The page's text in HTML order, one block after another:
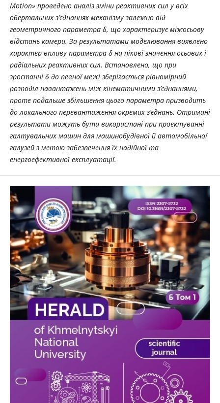
Motion» проведено аналіз зміни реактивних сил у всіх
обертальних з’єднаннях механізму залежно від
геометричного параметра δ, що характеризує міжосьову
відстань камери. За результатами моделювання виявлено
характер впливу параметра δ на пікові значення осьових і
радіальних реактивних сил. Встановлено, що при
зростанні δ до певної межі зберігається рівномірний
розподіл навантажень між кінематичними з’єднаннями,
проте подальше збільшення цього параметра призводить
до локального перевантаження окремих з’єднань. Отримані
результати можуть бути використані при проектуванні
галтувальних машин для машинобудівної й автомобільної
галузей з метою забезпечення їх надійної та
енергоефективної експлуатації.